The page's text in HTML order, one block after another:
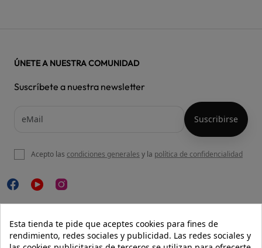
NUESTRA WEB
ÚNETE A NUESTRA COMUNIDAD
Suscríbete a nuestra newsletter
Acepto las condiciones generales y la política de confidencialidad
Esta tienda te pide que aceptes cookies para fines de
rendimiento, redes sociales y publicidad. Las redes sociales y